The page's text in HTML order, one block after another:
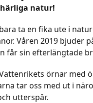
natur!
ta en fika ute i
Våren 2019 bjuder
får sin efterlängtade
örnar med
tar oss med ut i
utterspår.